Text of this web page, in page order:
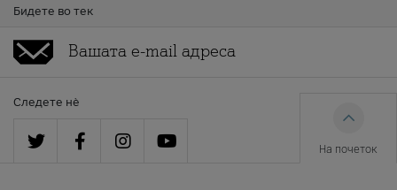
Бидете во тек
Следете нè
На почеток